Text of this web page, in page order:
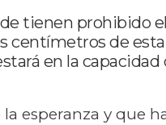
tienen prohibido
centímetros de
en la capacidad
esperanza y que